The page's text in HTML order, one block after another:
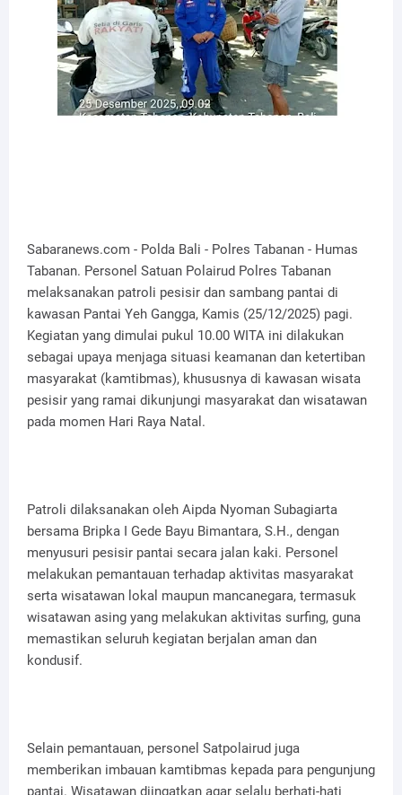
Sabaranews.com - Polda Bali - Polres Tabanan - Humas
Tabanan. Personel Satuan Polairud Polres Tabanan
melaksanakan patroli pesisir dan sambang pantai di
kawasan Pantai Yeh Gangga, Kamis (25/12/2025) pagi.
Kegiatan yang dimulai pukul 10.00 WITA ini dilakukan
sebagai upaya menjaga situasi keamanan dan ketertiban
masyarakat (kamtibmas), khususnya di kawasan wisata
pesisir yang ramai dikunjungi masyarakat dan wisatawan
pada momen Hari Raya Natal.
Patroli dilaksanakan oleh Aipda Nyoman Subagiarta
bersama Bripka I Gede Bayu Bimantara, S.H., dengan
menyusuri pesisir pantai secara jalan kaki. Personel
melakukan pemantauan terhadap aktivitas masyarakat
serta wisatawan lokal maupun mancanegara, termasuk
wisatawan asing yang melakukan aktivitas surfing, guna
memastikan seluruh kegiatan berjalan aman dan
kondusif.
Selain pemantauan, personel Satpolairud juga
memberikan imbauan kamtibmas kepada para pengunjung
pantai. Wisatawan diingatkan agar selalu berhati-hati